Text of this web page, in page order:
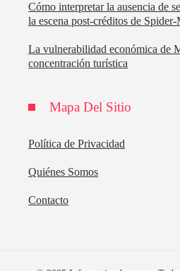
Cómo interpretar la ausencia de
la escena post-créditos de
La vulnerabilidad económica de
concentración turística
Mapa Del Sitio
Política de Privacidad
Quiénes Somos
Contacto